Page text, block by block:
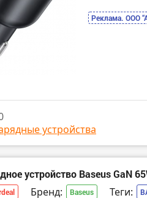
Реклама. ООО
устройства
устройство Baseus GaN
Бренд: Baseus Теги: